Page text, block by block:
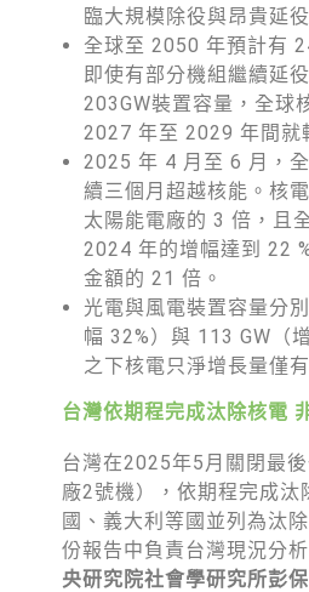
臨大規模除役與昂貴延
全球至 2050 年預計有
即使有部分機組繼續延
203GW裝置容量，全球
2027 年至 2029 年間就
2025 年 4 月至 6 月，
續三個月超越核能。核
太陽能電廠的 3 倍，且
2024 年的增幅達到 22
金額的 21 倍。
光電與風電裝置容量分
幅 32%）與 113 GW（
之下核電只淨增長量僅
台灣依期程完成汰除核電
台灣在2025年5月關閉最
廠2號機），依期程完成汰
國、義大利等國並列為汰
份報告中負責台灣現況分
央研究院社會學研究所彭